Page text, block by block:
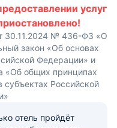
услуг
30.11.2024 № 436-ФЗ «О
закон «Об основах
Федерации» и
«Об общих принципах
субъектах Российской
отель пройдёт